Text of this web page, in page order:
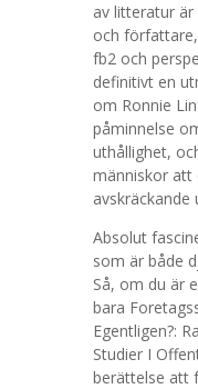
av litteratur
och
fb2 och
definitivt en
om Ronnie
påminnelse
uthållighet,
människor att
avskräckande
Absolut
som är både
Så, om du är
bara
Egentligen?:
Studier I
berättelse att